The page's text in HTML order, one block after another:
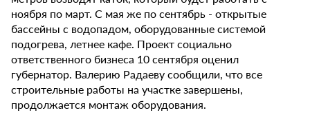
ноября по март. С мая же по сентябрь - открытые
бассейны с водопадом, оборудованные системой
подогрева, летнее кафе. Проект социально
ответственного бизнеса 10 сентября оценил
губернатор. Валерию Радаеву сообщили, что все
строительные работы на участке завершены,
продолжается монтаж оборудования.